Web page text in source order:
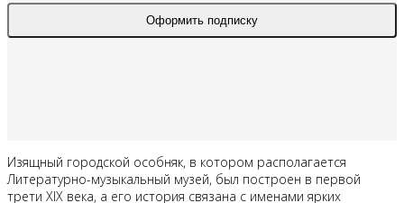
Изящный городской особняк, в котором располагается
Литературно-музыкальный музей, был построен в первой
трети XIX века, а его история связана с именами ярких